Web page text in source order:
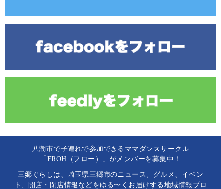
八潮市で子連れで参加できるママダンスサークル
「FROH（フロー）」がメンバーを募集中！
三郷ぐらしは、埼玉県三郷市のニュース、グルメ、イベン
ト、開店・閉店情報などをゆる〜くお届けする地域情報ブロ